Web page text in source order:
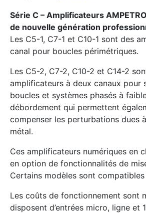
Série C – Amplificateurs
de nouvelle génération
Les C5-1, C7-1 et C10-1 sont des
canal pour boucles périmétriques.
Les C5-2, C7-2, C10-2 et C14-2
amplificateurs à deux canaux pour
boucles et systèmes phasés à
débordement qui permettent
compenser les perturbations dues
métal.
Ces amplificateurs numériques en
en option de fonctionnalités de
Certains modèles sont compatibles
Les coûts de fonctionnement sont
disposent d’entrées micro, ligne et